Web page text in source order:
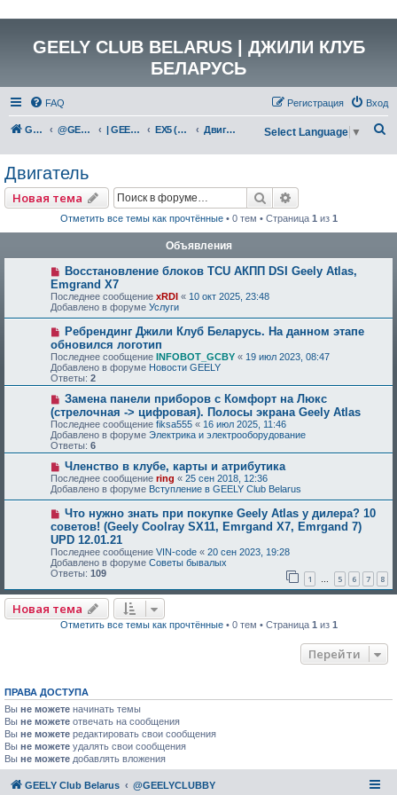
GEELY CLUB BELARUS | ДЖИЛИ КЛУБ
БЕЛАРУСЬ
FAQ Вход
Регистрация
GEELY Club Belarus @GEELYCLUBBY | GEELY EV EX5 (E245) Двигатель Select Language ▼
Двигатель
Новая тема Поиск
Отметить все темы как прочтённые• 0 тем • Страница 1 из 1
Объявления
Восстановление блоков TCU АКПП DSI Geely Atlas,
Emgrand X7
Последнее сообщение xRDI « 10 окт 2025, 23:48
Добавлено в форуме Услуги
Ребрендинг Джили Клуб Беларусь. На данном этапе
обновился логотип
Последнее сообщение INFOBOT_GCBY « 19 июл 2023, 08:47
Добавлено в форуме Новости GEELY
Ответы: 2
Замена панели приборов с Комфорт на Люкс
(стрелочная -> цифровая). Полосы экрана Geely Atlas
Последнее сообщение fiksa555 « 16 июл 2025, 11:46
Добавлено в форуме Электрика и электрооборудование
Ответы: 6
Членство в клубе, карты и атрибутика
Последнее сообщение ring « 25 сен 2018, 12:36
Добавлено в форуме Вступление в GEELY Club Belarus
Что нужно знать при покупке Geely Atlas у дилера? 10
советов! (Geely Coolray SX11, Emrgand X7, Emrgand 7)
UPD 12.01.21
Последнее сообщение VIN-code « 20 сен 2023, 19:28
Добавлено в форуме Советы бывалых
Ответы: 109 1 … 5 6 7 8
Новая тема
Отметить все темы как прочтённые• 0 тем • Страница 1 из 1
Перейти
ПРАВА ДОСТУПА
Вы не можете начинать темы
Вы не можете отвечать на сообщения
Вы не можете редактировать свои сообщения
Вы не можете удалять свои сообщения
Вы не можете добавлять вложения
GEELY Club Belarus @GEELYCLUBBY